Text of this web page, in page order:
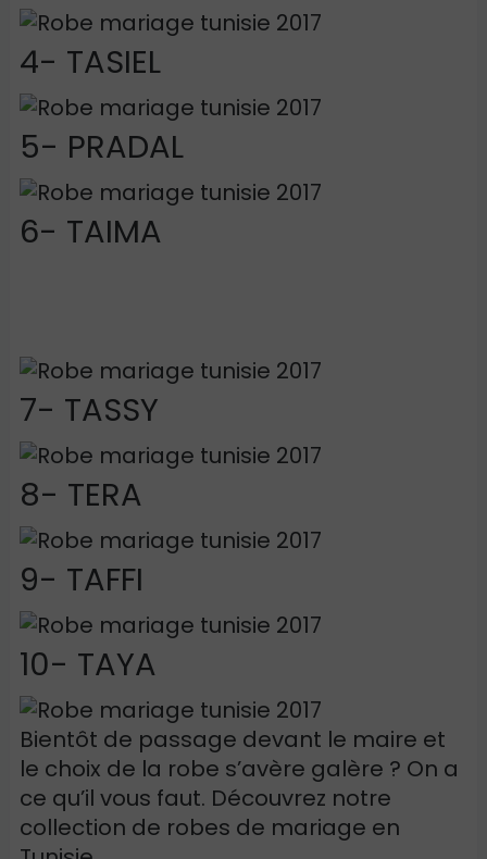
4- TASIEL
5- PRADAL
6- TAIMA
7- TASSY
8- TERA
9- TAFFI
10- TAYA
Bientôt de passage devant le maire et
le choix de la robe s’avère galère ? On a
ce qu’il vous faut. Découvrez notre
collection de robes de mariage en